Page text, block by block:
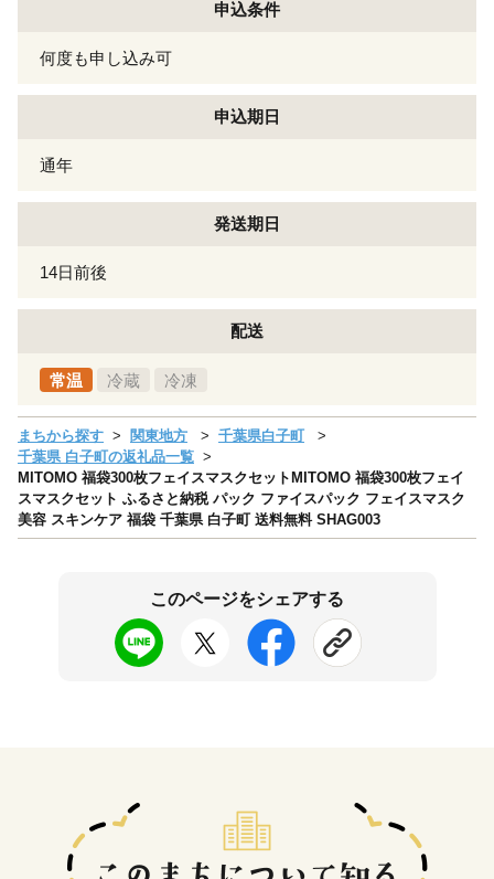
申込条件
何度も申し込み可
申込期日
通年
発送期日
14日前後
配送
常温 冷蔵 冷凍
まちから探す 関東地方
千葉県白子町
千葉県 白子町の返礼品一覧
MITOMO 福袋300枚フェイスマスクセットMITOMO 福袋300枚フェイ
スマスクセット ふるさと納税 パック ファイスパック フェイスマスク
美容 スキンケア 福袋 千葉県 白子町 送料無料 SHAG003
このページをシェアする